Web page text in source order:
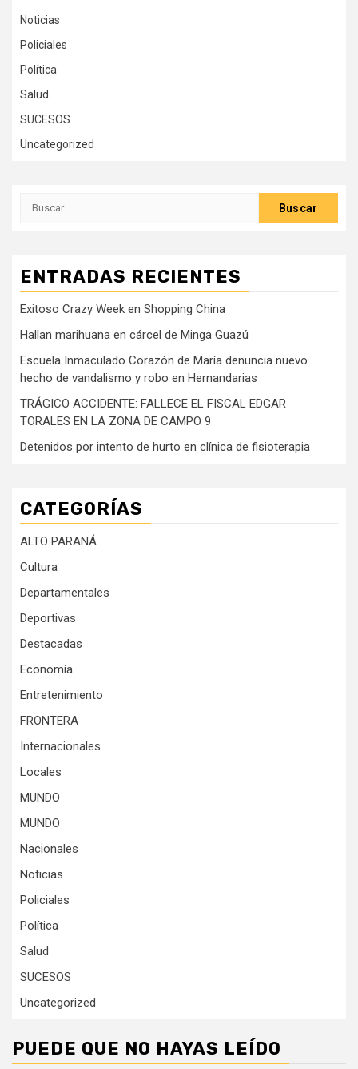
Noticias
Policiales
Política
Salud
SUCESOS
Uncategorized
Buscar:
ENTRADAS RECIENTES
Exitoso Crazy Week en Shopping China
Hallan marihuana en cárcel de Minga Guazú
Escuela Inmaculado Corazón de María denuncia nuevo
hecho de vandalismo y robo en Hernandarias
TRÁGICO ACCIDENTE: FALLECE EL FISCAL EDGAR
TORALES EN LA ZONA DE CAMPO 9
Detenidos por intento de hurto en clínica de fisioterapia
CATEGORÍAS
ALTO PARANÁ
Cultura
Departamentales
Deportivas
Destacadas
Economía
Entretenimiento
FRONTERA
Internacionales
Locales
MUNDO
MUNDO
Nacionales
Noticias
Policiales
Política
Salud
SUCESOS
Uncategorized
PUEDE QUE NO HAYAS LEÍDO